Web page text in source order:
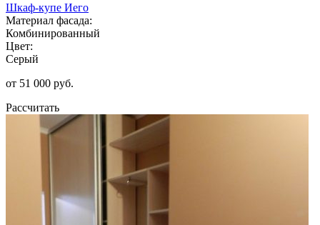
Шкаф-купе Иего
Материал фасада:
Комбинированный
Цвет:
Серый
от 51 000 руб.
Рассчитать